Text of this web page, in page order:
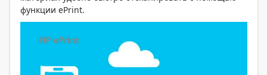
функции ePrint.